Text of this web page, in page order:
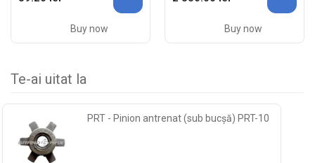
Buy now Buy now
Te-ai uitat la
PRT - Pinion antrenat (sub bucșă) PRT-10